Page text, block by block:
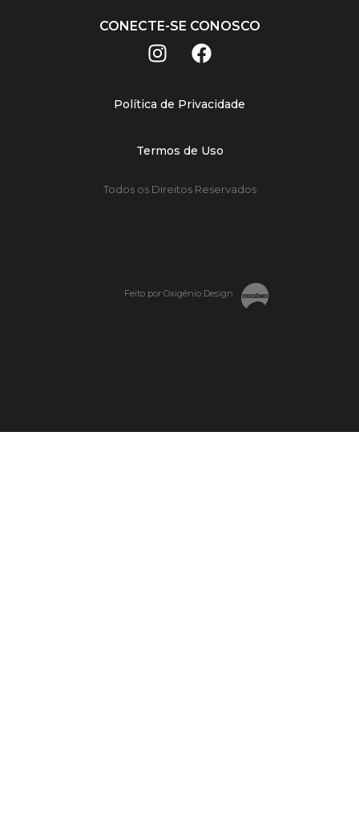
CONECTE-SE CONOSCO
Política de Privacidade
Termos de Uso
Todos os Direitos Reservados
Feito por Oxigênio Design